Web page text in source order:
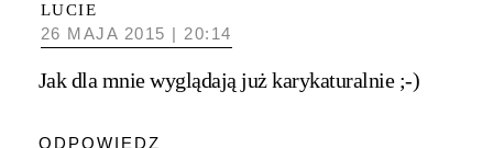
LUCIE
26 MAJA 2015 | 20:14
Jak dla mnie wyglądają już karykaturalnie ;-)
ODPOWIEDZ